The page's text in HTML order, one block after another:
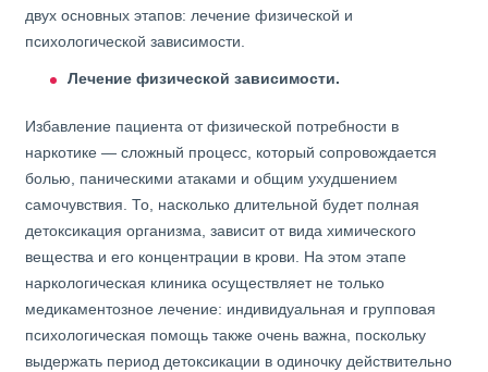
двух основных этапов: лечение физической и
психологической зависимости.
Лечение физической зависимости.
Избавление пациента от физической потребности в
наркотике — сложный процесс, который сопровождается
болью, паническими атаками и общим ухудшением
самочувствия. То, насколько длительной будет полная
детоксикация организма, зависит от вида химического
вещества и его концентрации в крови. На этом этапе
наркологическая клиника осуществляет не только
медикаментозное лечение: индивидуальная и групповая
психологическая помощь также очень важна, поскольку
выдержать период детоксикации в одиночку действительно